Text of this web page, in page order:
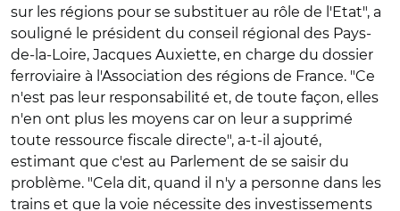
sur les régions pour se substituer au rôle de l'Etat", a
souligné le président du conseil régional des Pays-
de-la-Loire, Jacques Auxiette, en charge du dossier
ferroviaire à l'Association des régions de France. "Ce
n'est pas leur responsabilité et, de toute façon, elles
n'en ont plus les moyens car on leur a supprimé
toute ressource fiscale directe", a-t-il ajouté,
estimant que c'est au Parlement de se saisir du
problème. "Cela dit, quand il n'y a personne dans les
trains et que la voie nécessite des investissements